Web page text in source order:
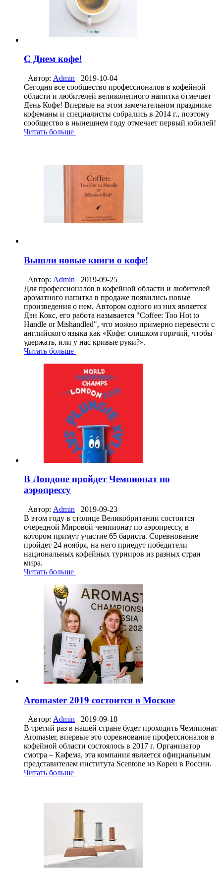
С Днем кофе!
Автор: Admin
2019-10-04
Сегодня все сообщество профессионалов в кофейной
области и любителей великолепного напитка отмечает
День Кофе! Впервые на этом замечательном празднике
кофеманы и специалисты собрались в 2014 г., поэтому
сообщество в нынешнем году отмечает первый юбилей!
Читать больше
Вышли новые книги о кофе!
Автор: Admin
2019-09-25
Для профессионалов в кофейной области и любителей
ароматного напитка в продаже появились новые
произведения о нем. Автором одного из них является
Дэн Кокс, его работа называется "Coffee: Too Hot to
Handle or Mishandled", что можно примерно перевести с
английского языка как «Кофе: слишком горячий, чтобы
удержать, или у нас кривые руки?».
Читать больше
В Лондоне пройдет Чемпионат по
аэропрессу
Автор: Admin
2019-09-23
В этом году в столице Великобритании состоится
очередной Мировой чемпионат по аэропрессу, в
котором примут участие 65 бариста. Соревнование
пройдет 24 ноября, на него приедут победители
национальных кофейных турниров из разных стран
мира.
Читать больше
Aromaster 2019 состоится в Москве
Автор: Admin
2019-09-18
В третий раз в нашей стране будет проходить Чемпионат
Aromaster, впервые это соревнование профессионалов в
кофейной области состоялось в 2017 г. Организатор
смотра – Кафема, эта компания является официальным
представителем института Scentone из Кореи в России.
Читать больше